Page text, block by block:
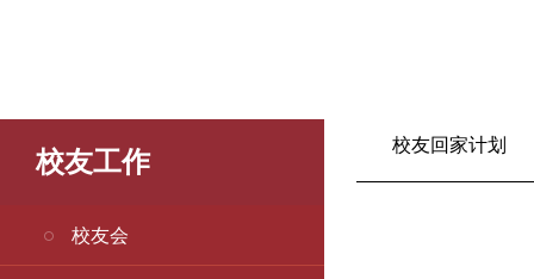
校友工作
校友会
校友回家计划